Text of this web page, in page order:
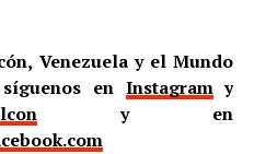
Venezuela y el Mundo
síguenos en Instagramy
y en